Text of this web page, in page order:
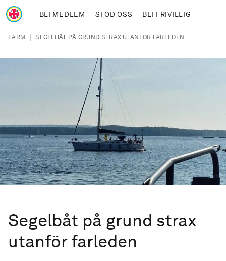
Hoppa till huvudinnehåll
BLI MEDLEM STÖD OSS BLI FRIVILLIG
Länkstig
LARM | SEGELBÅT PÅ GRUND STRAX UTANFÖR FARLEDEN
Segelbåt på grund strax
utanför farleden